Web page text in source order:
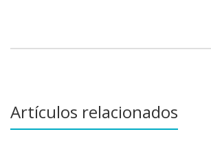
Artículos relacionados